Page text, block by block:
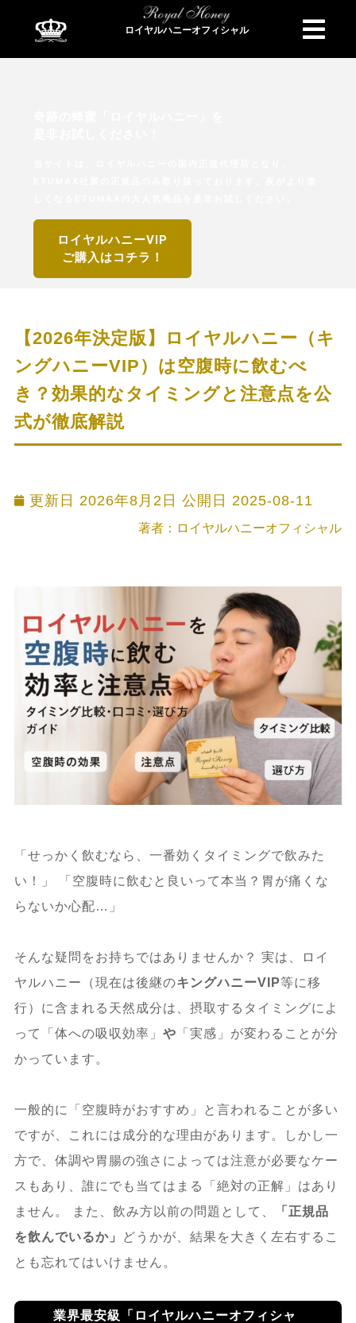
ロイヤルハニーオフィシャル
ロイヤルハニーVIP
ご購入はコチラ！
【2026年決定版】ロイヤルハニー（キ
ングハニーVIP）は空腹時に飲むべ
き？効果的なタイミングと注意点を公
式が徹底解説
更新日 2026年8月2日 公開日 2025-08-11
著者：ロイヤルハニーオフィシャル
「せっかく飲むなら、一番効くタイミングで飲みた
い！」 「空腹時に飲むと良いって本当？胃が痛くな
らないか心配…」
そんな疑問をお持ちではありませんか？ 実は、ロイ
ヤルハニー（現在は後継のキングハニーVIP等に移
行）に含まれる天然成分は、摂取するタイミングによ
って「体への吸収効率」 や 「実感」が変わることが分
かっています。
一般的に「空腹時がおすすめ」と言われることが多い
ですが、これには成分的な理由があります。しかし一
方で、体調や胃腸の強さによっては注意が必要なケー
スもあり、誰にでも当てはまる「絶対の正解」はあり
ません。 また、飲み方以前の問題として、
「正規品
を飲んでいるか」
どうかが、結果を大きく左右するこ
とも忘れてはいけません。
業界最安級「ロイヤルハニーオフィシャ